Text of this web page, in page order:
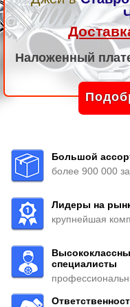
Наложенный
Большой
более 900 000
Лидеры на
крупнейшая
специалисты